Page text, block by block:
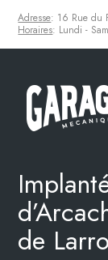
Adresse: 16 Rue du
Horaires: Lundi -
de